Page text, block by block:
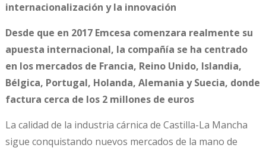
internacionalización y la innovación
Desde que en 2017 Emcesa comenzara realmente su
apuesta internacional, la compañía se ha centrado
en los mercados de Francia, Reino Unido, Islandia,
Bélgica, Portugal, Holanda, Alemania y Suecia, donde
factura cerca de los 2 millones de euros
La calidad de la industria cárnica de Castilla-La Mancha
sigue conquistando nuevos mercados de la mano de